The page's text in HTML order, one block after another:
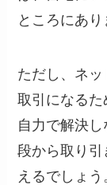
ところにあ
ただし、ネ
取引になるた
自力で解決
段から取り
えるでしょう